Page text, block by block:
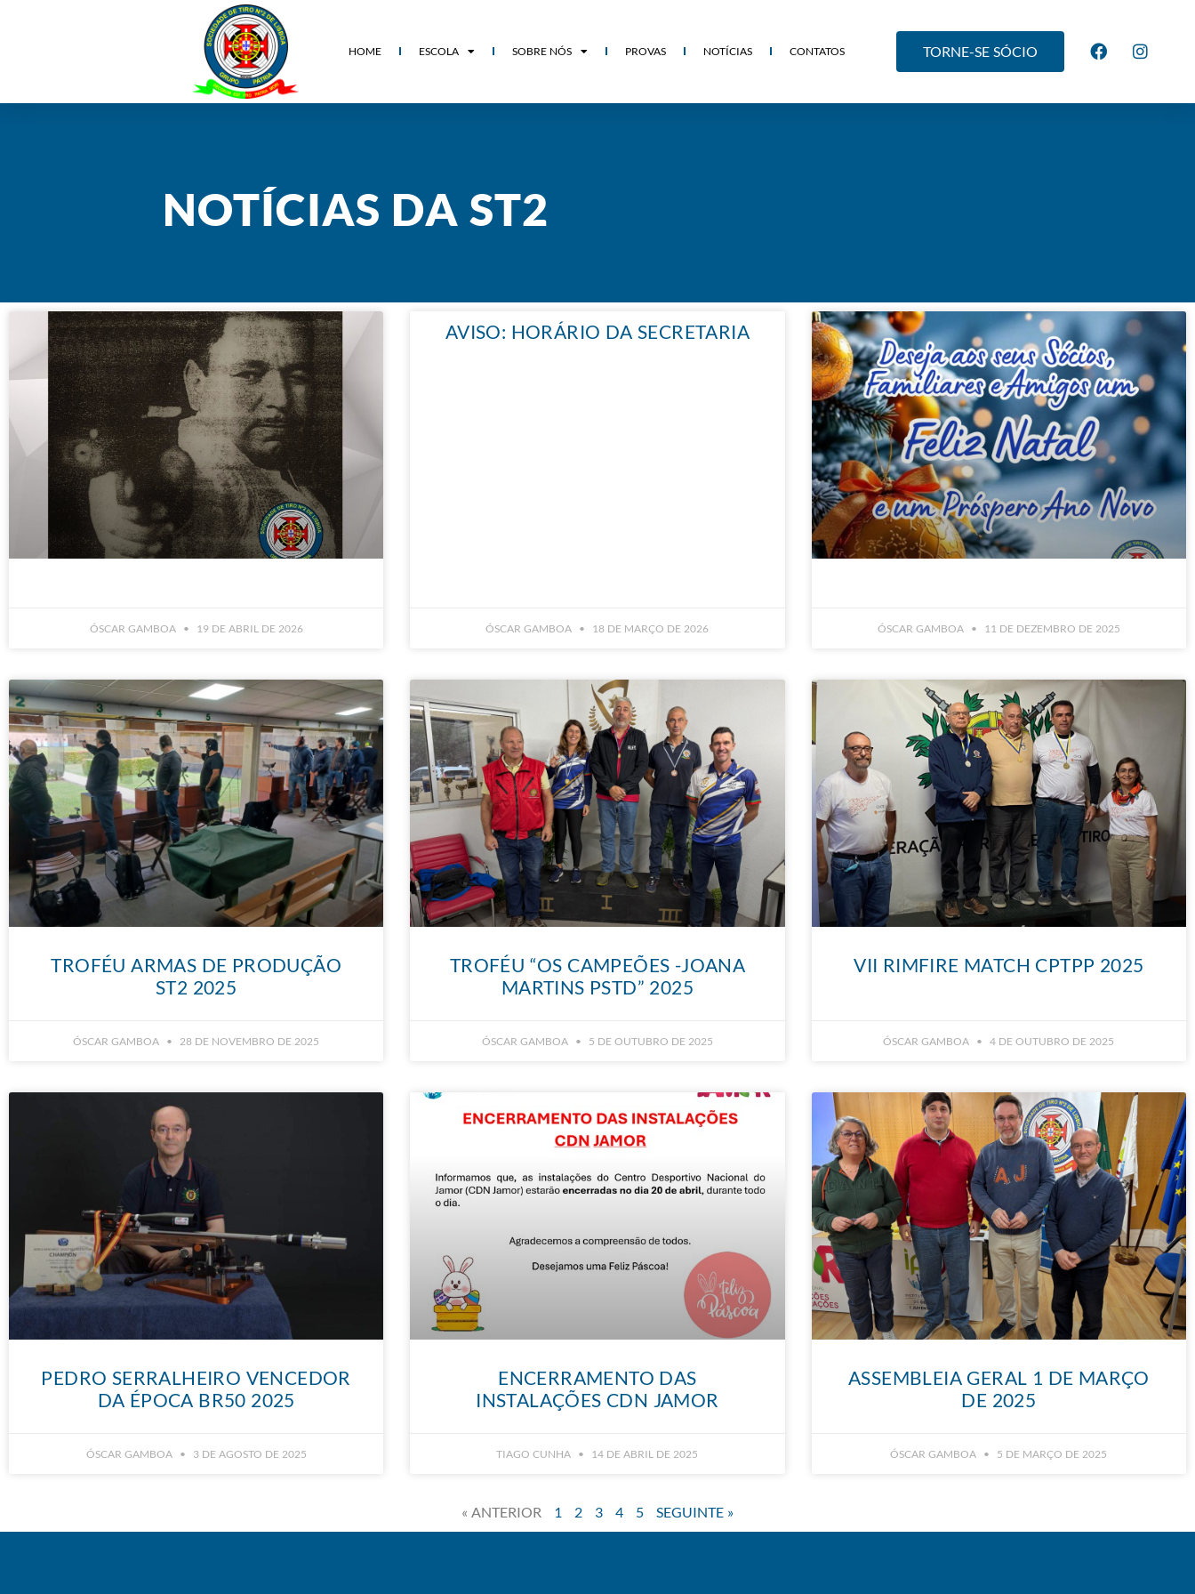
HOME ESCOLA SOBRE NÓS PROVAS NOTÍCIAS CONTATOS TORNE-SE SÓCIO
NOTÍCIAS DA ST2
ÓSCAR GAMBOA 19 DE ABRIL DE 2026
AVISO: HORÁRIO DA SECRETARIA
ÓSCAR GAMBOA 18 DE MARÇO DE 2026 ÓSCAR GAMBOA 11 DE DEZEMBRO DE 2025
TROFÉU ARMAS DE PRODUÇÃO
ST2 2025
ÓSCAR GAMBOA 28 DE NOVEMBRO DE 2025
TROFÉU “OS CAMPEÕES -JOANA
MARTINS PSTD” 2025
ÓSCAR GAMBOA 5 DE OUTUBRO DE 2025
VII RIMFIRE MATCH CPTPP 2025
ÓSCAR GAMBOA 4 DE OUTUBRO DE 2025
PEDRO SERRALHEIRO VENCEDOR
DA ÉPOCA BR50 2025
ÓSCAR GAMBOA 3 DE AGOSTO DE 2025
ENCERRAMENTO DAS
INSTALAÇÕES CDN JAMOR
TIAGO CUNHA 14 DE ABRIL DE 2025
ASSEMBLEIA GERAL 1 DE MARÇO
DE 2025
ÓSCAR GAMBOA 5 DE MARÇO DE 2025
« ANTERIOR 1 2 3 4 5 SEGUINTE »